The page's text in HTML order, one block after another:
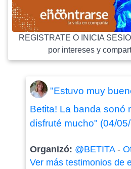
REGISTRATE O INICIA
por intereses y
"Estuvo muy
Betita! La banda sonó
disfruté mucho" (04/
Organizó: @BETITA-
Ver más testimonios de